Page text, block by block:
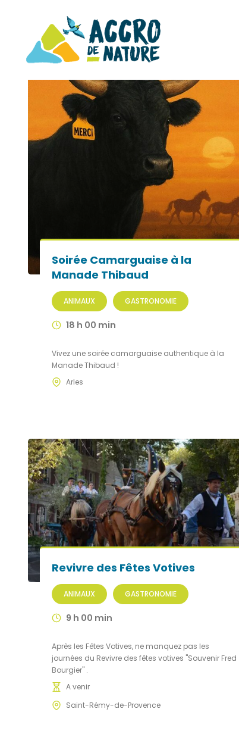
Soirée Camarguaise à la
Manade Thibaud
ANIMAUX GASTRONOMIE
18 h 00 min
Vivez une soirée camarguaise authentique à la
Manade Thibaud !
Arles
Revivre des Fêtes Votives
ANIMAUX GASTRONOMIE
9 h 00 min
Après les Fêtes Votives, ne manquez pas les
journées du Revivre des fêtes votives "Souvenir Fred
Bourgier" .
A venir
Saint-Rémy-de-Provence